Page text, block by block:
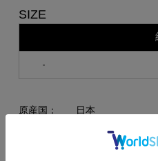
SIZE
-
原産国： 日本
ラミネート/PET